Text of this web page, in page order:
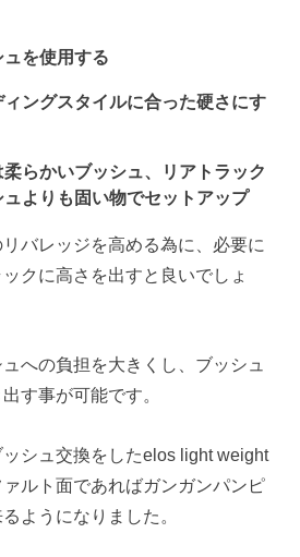
を使用する
ングスタイルに合った硬さにす
らかいブッシュ、リアトラック
よりも固い物でセットアップ
バレッジを高める為に、必要に
クに高さを出すと良いでしょ
への負担を大きくし、ブッシュ
す事が可能です。
シュ交換をしたelos light weight
ルト面であればガンガンパンピ
ようになりました。